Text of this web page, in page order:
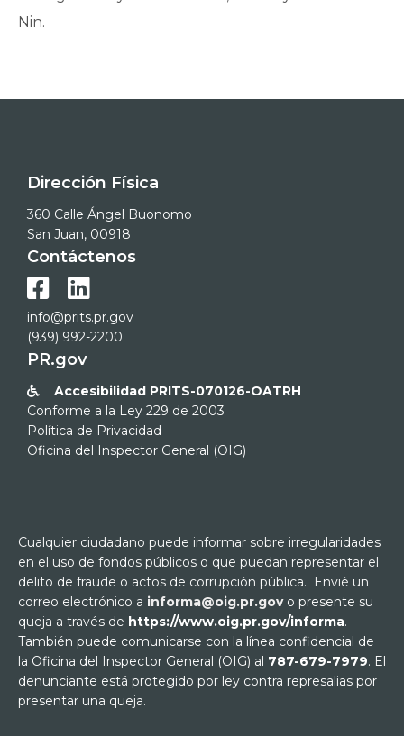
Nin.
Dirección Física
360 Calle Ángel Buonomo
San Juan, 00918
Contáctenos
 
info@prits.pr.gov
(939) 992-2200
PR.gov

Accesibilidad PRITS-070126-OATRH
Conforme a la Ley 229 de 2003
Política de Privacidad
Oficina del Inspector General (OIG)
Cualquier ciudadano puede informar sobre irregularidades
en el uso de fondos públicos o que puedan representar el
delito de fraude o actos de corrupción pública. Envié un
correo electrónico a informa@oig.pr.govo presente su
queja a través de https://www.oig.pr.gov/informa.
También puede comunicarse con la línea confidencial de
la Oficina del Inspector General (OIG) al 787-679-7979. El
denunciante está protegido por ley contra represalias por
presentar una queja.